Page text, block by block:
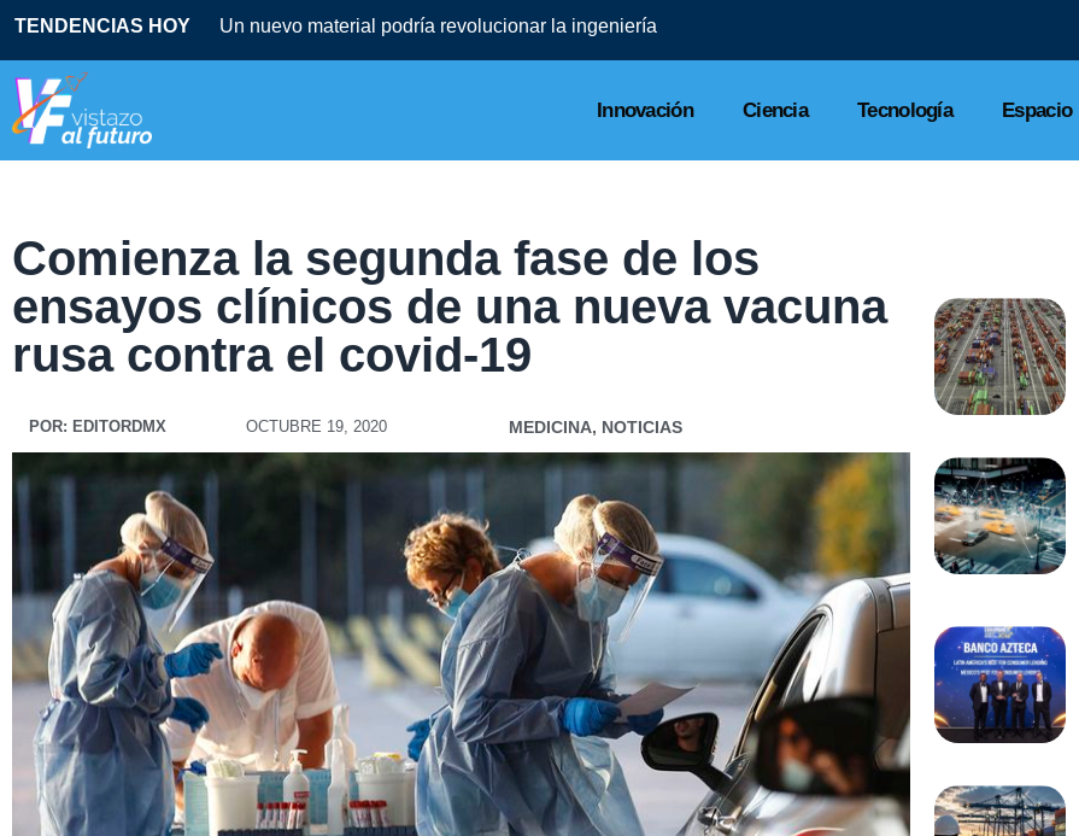
TENDENCIAS HOY Un nuevo material podría revolucionar la ingeniería
Innovación Ciencia Tecnología Espacio
Comienza la segunda fase de los
ensayos clínicos de una nueva vacuna
rusa contra el covid-19
POR: EDITORDMX OCTUBRE 19, 2020 MEDICINA, NOTICIAS